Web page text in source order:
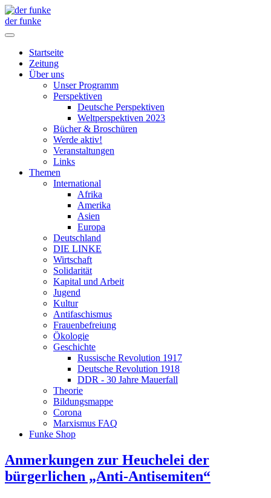
der funke
Startseite
Zeitung
Über uns
Unser Programm
Perspektiven
Deutsche Perspektiven
Weltperspektiven 2023
Bücher & Broschüren
Werde aktiv!
Veranstaltungen
Links
Themen
International
Afrika
Amerika
Asien
Europa
Deutschland
DIE LINKE
Wirtschaft
Solidarität
Kapital und Arbeit
Jugend
Kultur
Antifaschismus
Frauenbefreiung
Ökologie
Geschichte
Russische Revolution 1917
Deutsche Revolution 1918
DDR - 30 Jahre Mauerfall
Theorie
Bildungsmappe
Corona
Marxismus FAQ
Funke Shop
Anmerkungen zur Heuchelei der
bürgerlichen „Anti-Antisemiten“